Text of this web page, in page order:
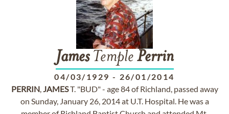
JamesTemple Perrin
04/03/1929 - 26/01/2014
PERRIN,JAMEST. "BUD" - age 84 of Richland, passed away
on Sunday, January 26, 2014 at U.T. Hospital. He was a